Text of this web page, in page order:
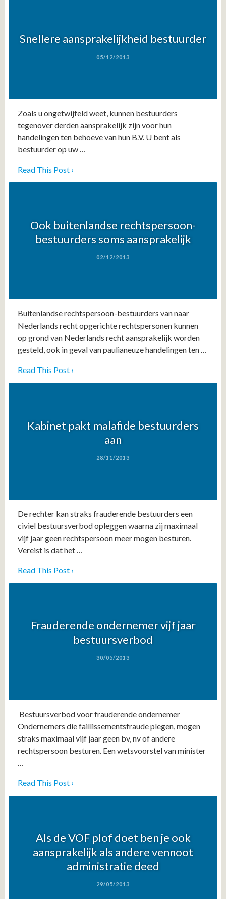
Snellere aansprakelijkheid bestuurder
05/12/2013
Zoals u ongetwijfeld weet, kunnen bestuurders
tegenover derden aansprakelijk zijn voor hun
handelingen ten behoeve van hun B.V. U bent als
bestuurder op uw …
Read This Post ›
Ook buitenlandse rechtspersoon-
bestuurders soms aansprakelijk
02/12/2013
Buitenlandse rechtspersoon-bestuurders van naar
Nederlands recht opgerichte rechtspersonen kunnen
op grond van Nederlands recht aansprakelijk worden
gesteld, ook in geval van paulianeuze handelingen ten …
Read This Post ›
Kabinet pakt malafide bestuurders
aan
28/11/2013
De rechter kan straks frauderende bestuurders een
civiel bestuursverbod opleggen waarna zij maximaal
vijf jaar geen rechtspersoon meer mogen besturen.
Vereist is dat het …
Read This Post ›
Frauderende ondernemer vijf jaar
bestuursverbod
30/05/2013
Bestuursverbod voor frauderende ondernemer
Ondernemers die faillissementsfraude plegen, mogen
straks maximaal vijf jaar geen bv, nv of andere
rechtspersoon besturen. Een wetsvoorstel van minister
Read This Post ›
Als de VOF plof doet ben je ook
aansprakelijk als andere vennoot
administratie deed
29/05/2013